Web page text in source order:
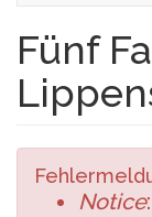
Fünf
Notice